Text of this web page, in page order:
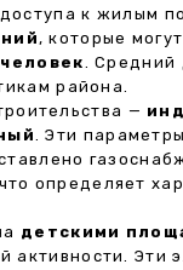
к жилым
, которые
. Средний
района.
—
. Эти
определяет
детскими
активности. Эти